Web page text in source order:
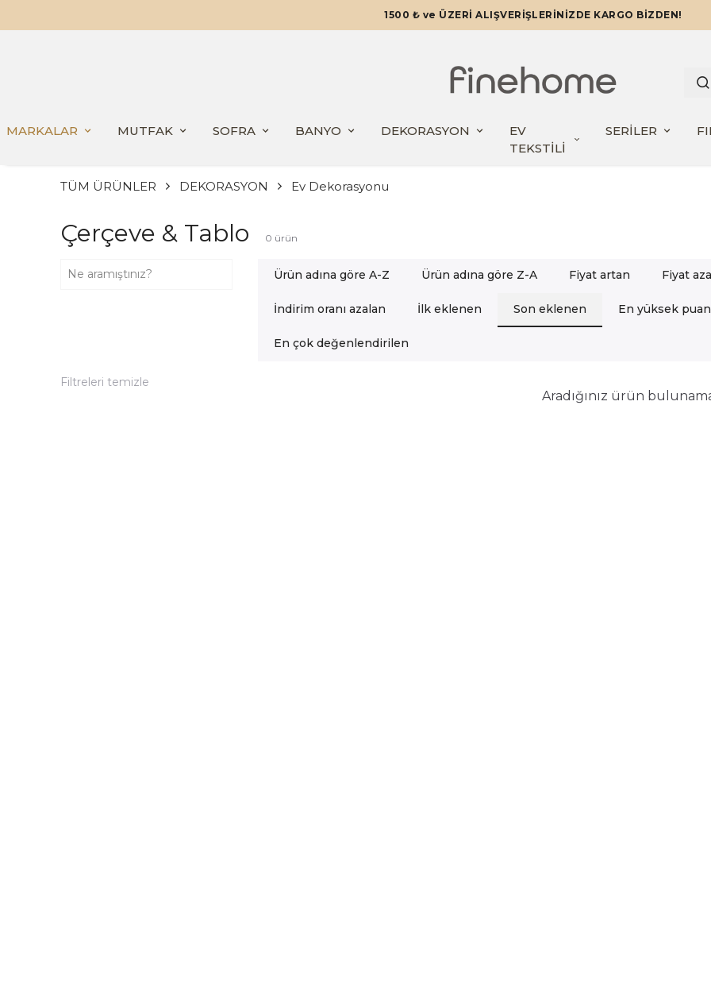
1500 ₺ ve ÜZERİ ALIŞVERİŞLERİNİZDE KARGO BİZDEN!
MARKALAR MUTFAK SOFRA BANYO DEKORASYON
EV
TEKSTİLİ
SERİLER
TÜM ÜRÜNLER DEKORASYON Ev Dekorasyonu
Çerçeve & Tablo 0 ürün
Ürün adına göre A-Z Ürün adına göre Z-A Fiyat artan Fiyat
İndirim oranı azalan İlk eklenen Son eklenen En yüksek
En çok değenlendirilen
Filtreleri temizle
Aradığınız ürün